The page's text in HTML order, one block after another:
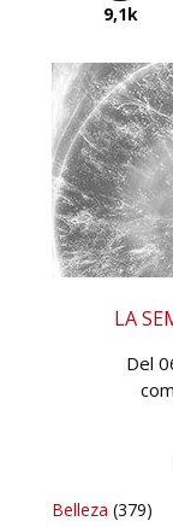
9,1k
LA
Del
Belleza (379)